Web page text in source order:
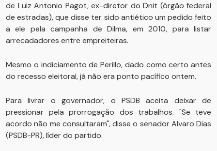
de Luiz Antonio Pagot, ex-diretor do Dnit (órgão federal
de estradas), que disse ter sido antiético um pedido feito
a ele pela campanha de Dilma, em 2010, para listar
arrecadadores entre empreiteiras.
Mesmo o indiciamento de Perillo, dado como certo antes
do recesso eleitoral, já não era ponto pacífico ontem.
Para livrar o governador, o PSDB aceita deixar de
pressionar pela prorrogação dos trabalhos. "Se teve
acordo não me consultaram", disse o senador Alvaro Dias
(PSDB-PR), líder do partido.